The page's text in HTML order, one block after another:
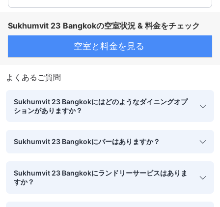
Sukhumvit 23 Bangkokの空室状況 & 料金をチェック
空室と料金を見る
よくあるご質問
Sukhumvit 23 Bangkokにはどのようなダイニングオプ
ションがありますか？
Sukhumvit 23 Bangkokにバーはありますか？
Sukhumvit 23 Bangkokにランドリーサービスはありま
すか？